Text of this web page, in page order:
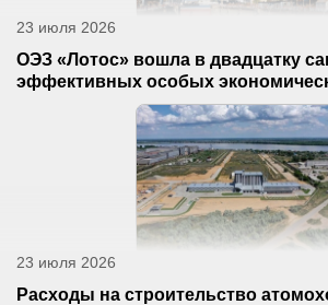
23 июля 2026
ОЭЗ «Лотос» вошла в двадцатку
эффективных особых
23 июля 2026
Расходы на строительство